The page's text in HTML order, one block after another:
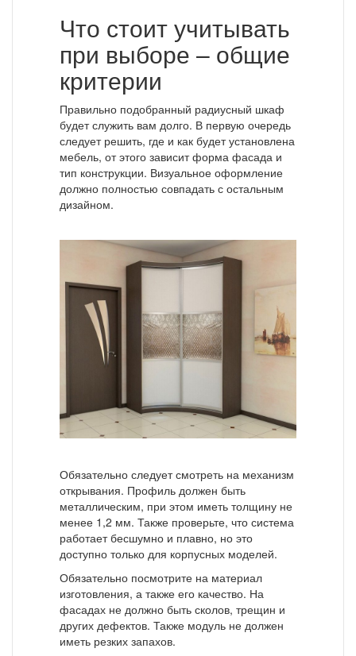
Что стоит учитывать
при выборе – общие
критерии
Правильно подобранный радиусный шкаф
будет служить вам долго. В первую очередь
следует решить, где и как будет установлена
мебель, от этого зависит форма фасада и
тип конструкции. Визуальное оформление
должно полностью совпадать с остальным
дизайном.
Обязательно следует смотреть на механизм
открывания. Профиль должен быть
металлическим, при этом иметь толщину не
менее 1,2 мм. Также проверьте, что система
работает бесшумно и плавно, но это
доступно только для корпусных моделей.
Обязательно посмотрите на материал
изготовления, а также его качество. На
фасадах не должно быть сколов, трещин и
других дефектов. Также модуль не должен
иметь резких запахов.